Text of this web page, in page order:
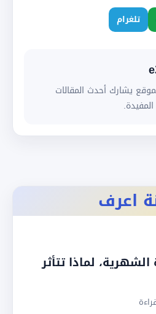
تلغرام
يشارك أحدث المقالات
اعرف
الشهرية، لماذا تتأثر